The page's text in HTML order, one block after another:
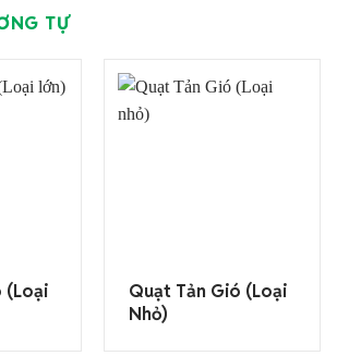
TỰ
(Loại
Quạt Tản Gió (Loại
Nhỏ)